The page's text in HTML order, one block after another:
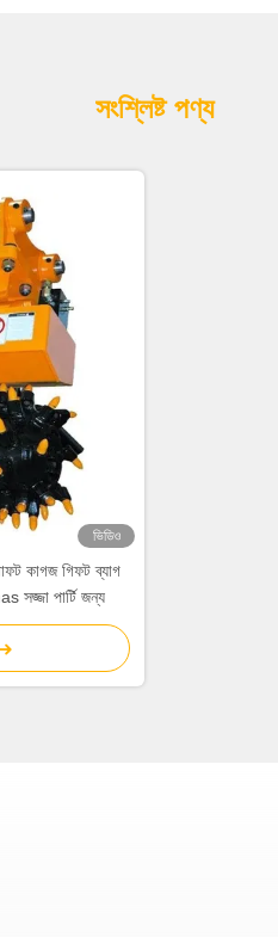
সংশ্লিষ্ট পণ্য
ভিডিও
কাগজ গিফট ব্যাগ
সজ্জা পার্টি জন্য